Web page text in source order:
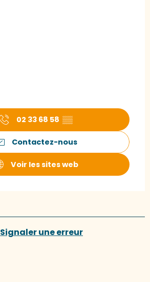
02 33 68 58 ▒▒
Contactez-nous
Voir les sites web
Signaler une erreur